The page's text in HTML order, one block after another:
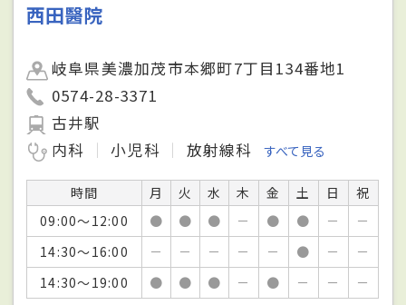
西田醫院
岐阜県美濃加茂市本郷町7丁目134番地1
0574-28-3371
古井駅
内科
小児科 放射線科 すべて見る
時間 月 火 水 木 金 土 日
祝
09:00～12:00
● ● ● － ● ● －
－
14:30～16:00
－ － － － － ● －
－
14:30～19:00
● ● ● － ● － － －